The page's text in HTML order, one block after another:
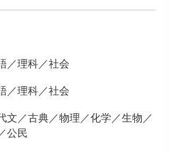
／理科／社会
／理科／社会
文／古典／物理／化学／生物／
公民